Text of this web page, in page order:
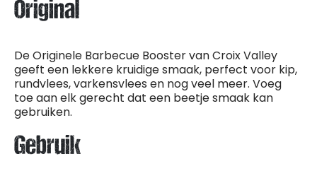
Original
De Originele Barbecue Booster van Croix Valley
geeft een lekkere kruidige smaak, perfect voor kip,
rundvlees, varkensvlees en nog veel meer. Voeg
toe aan elk gerecht dat een beetje smaak kan
gebruiken.
Gebruik